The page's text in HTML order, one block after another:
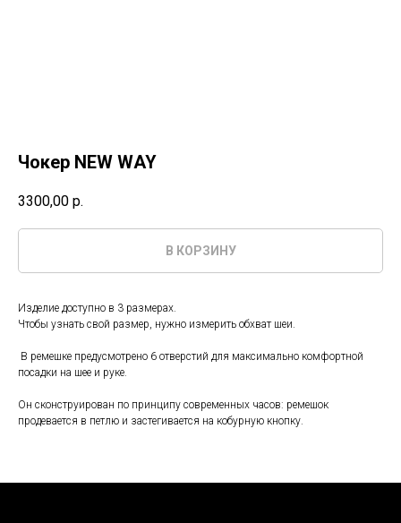
Чокер NEW WAY
3300,00 р.
В КОРЗИНУ
Изделие доступно в 3 размерах.
Чтобы узнать свой размер, нужно измерить обхват шеи.
В ремешке предусмотрено 6 отверстий для максимально комфортной
посадки на шее и руке.
Он сконструирован по принципу современных часов: ремешок
продевается в петлю и застегивается на кобурную кнопку.